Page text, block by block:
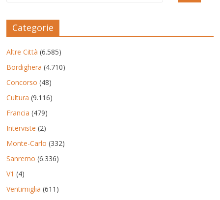
Categorie
Altre Città (6.585)
Bordighera (4.710)
Concorso (48)
Cultura (9.116)
Francia (479)
Interviste (2)
Monte-Carlo (332)
Sanremo (6.336)
V1 (4)
Ventimiglia (611)